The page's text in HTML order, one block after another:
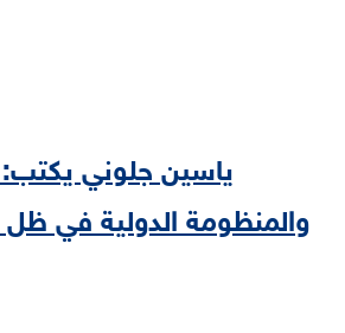
ياسين جلوني يكتب:
والمنظومة الدولية في